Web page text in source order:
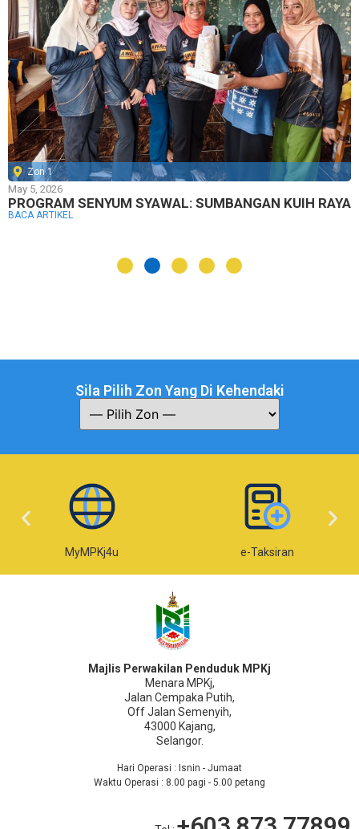
Zon 1
May 5, 2026
PROGRAM SENYUM SYAWAL: SUMBANGAN KUIH RAYA
BACA ARTIKEL
Sila Pilih Zon Yang Di Kehendaki
e-Taksiran e-Bayar
Majlis Perwakilan Penduduk MPKj
Menara MPKj,
Jalan Cempaka Putih,
Off Jalan Semenyih,
43000 Kajang,
Selangor.
Hari Operasi : Isnin - Jumaat
Waktu Operasi : 8.00 pagi - 5.00 petang